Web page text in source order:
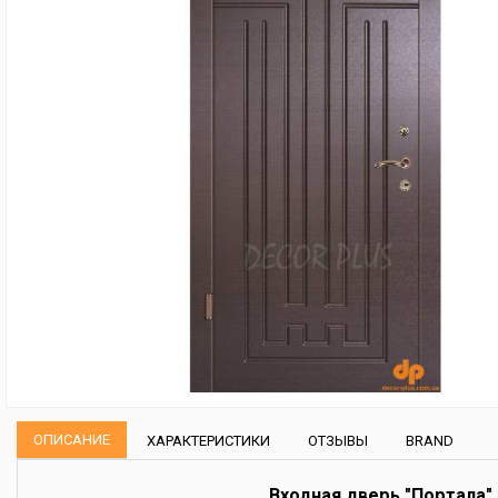
ОПИСАНИЕ ХАРАКТЕРИСТИКИ ОТЗЫВЫ BRAND